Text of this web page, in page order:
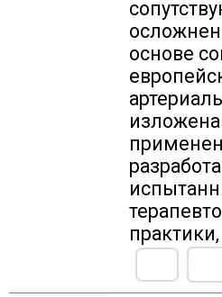
основе
изложена